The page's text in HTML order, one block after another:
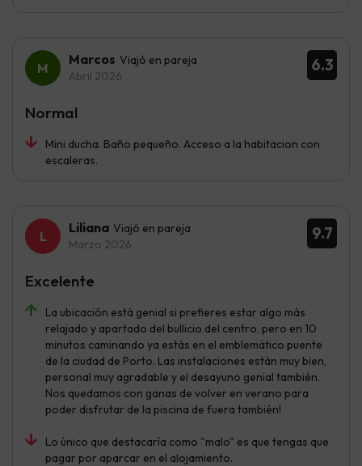
6.3
Marcos Viajó en pareja
Abril 2026
Mini ducha. Baño pequeño. Acceso a la habitacion con
escaleras.
Normal
9.7
Liliana Viajó en pareja
Marzo 2026
La ubicación está genial si prefieres estar algo más
relajado y apartado del bullicio del centro, pero en 10
minutos caminando ya estás en el emblemático puente
de la ciudad de Porto. Las instalaciones están muy bien,
personal muy agradable y el desayuno genial también.
Nos quedamos con ganas de volver en verano para
poder disfrutar de la piscina de fuera también!
Lo único que destacaría como "malo" es que tengas que
pagar por aparcar en el alojamiento.
Excelente